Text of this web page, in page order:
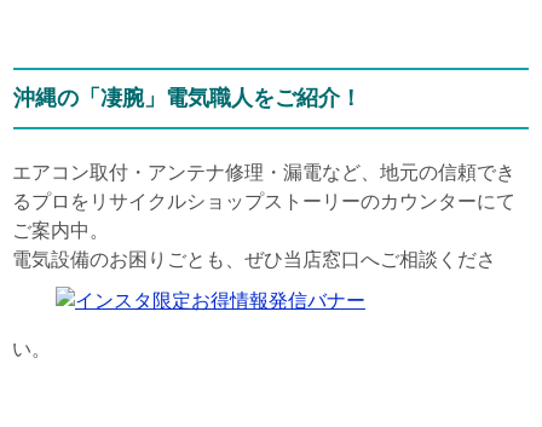
沖縄の「凄腕」電気職人をご紹介！
エアコン取付・アンテナ修理・漏電など、地元の信頼でき
るプロをリサイクルショップストーリーのカウンターにて
ご案内中。
電気設備のお困りごとも、ぜひ当店窓口へご相談くださ
い。